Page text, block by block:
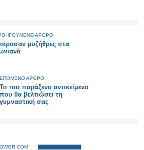
ΑΡΘΡΟ
μυζήθρες στα
ΕΠΟΜΕΝΟ ΑΡΘΡΟ
Το πιο παράξενο αντικείμενο
που θα βελτιώσει τη
γυμναστική σας